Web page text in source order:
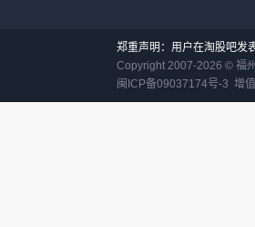
郑重声明：用户在淘股吧发
Copyright 2007-2026 © 福
闽ICP备09037174号-3 增